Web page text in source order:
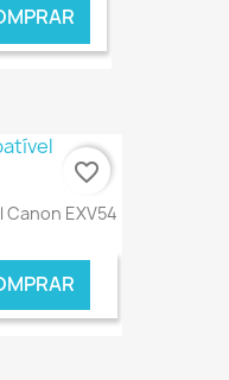
€ ONLINE
EXV54
favorite_border